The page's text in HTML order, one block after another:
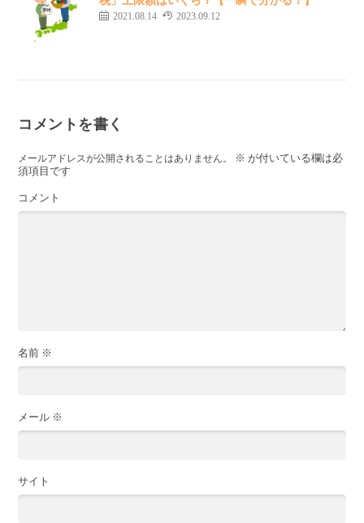
2021.08.14 2023.09.12
コメントを書く
メールアドレスが公開されることはありません。 ※ が付いている欄は必
須項目です
コメント
名前 ※
メール ※
サイト